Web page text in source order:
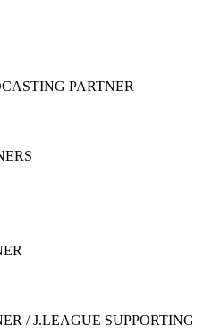
PARTNER
/ J.LEAGUE SUPPORTING